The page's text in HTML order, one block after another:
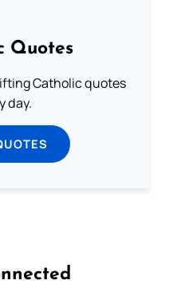
Quotes
Catholic quotes
day.